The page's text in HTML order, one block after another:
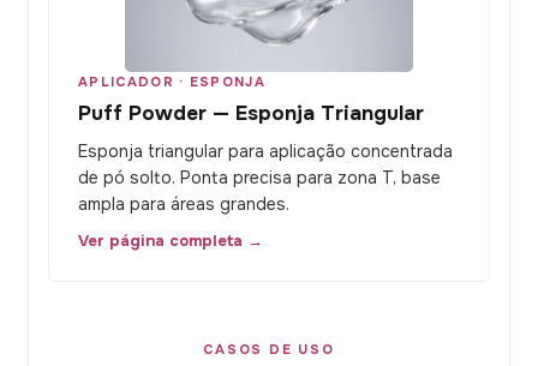
APLICADOR · ESPONJA
Puff Powder — Esponja Triangular
Esponja triangular para aplicação concentrada
de pó solto. Ponta precisa para zona T, base
ampla para áreas grandes.
Ver página completa →
CASOS DE USO